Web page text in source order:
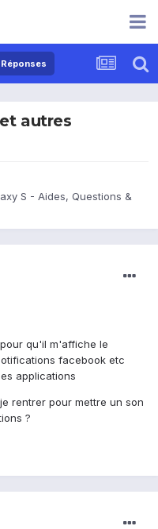
autres
S - Aides, Questions &
qu'il m'affiche le
facebook etc
applications
rentrer pour mettre un son
?